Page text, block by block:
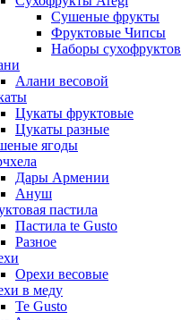
Сушеные фрукты
Фруктовые Чипсы
Наборы сухофруктов
Алани весовой
Цукаты фруктовые
Цукаты разные
ягоды
Дары Армении
Ануш
пастила
Пастила te Gusto
Разное
Орехи весовые
в меду
Te Gusto